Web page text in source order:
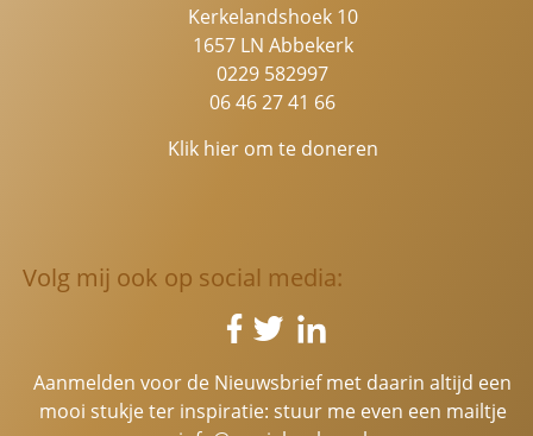
Kerkelandshoek 10
1657 LN Abbekerk
0229 582997
06 46 27 41 66
Klik hier om te doneren
Volg mij ook op social media:
Aanmelden voor de Nieuwsbrief met daarin altijd een
mooi stukje ter inspiratie: stuur me even een mailtje